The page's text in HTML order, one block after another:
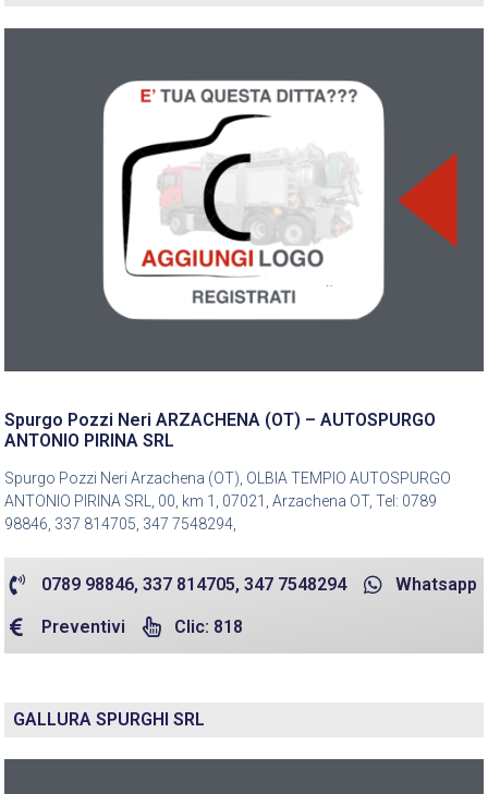
Spurgo Pozzi Neri ARZACHENA (OT) – AUTOSPURGO
ANTONIO PIRINA SRL
Spurgo Pozzi Neri Arzachena (OT), OLBIA TEMPIO AUTOSPURGO
ANTONIO PIRINA SRL, 00, km 1, 07021, Arzachena OT, Tel: 0789
98846, 337 814705, 347 7548294,
0789 98846, 337 814705, 347 7548294 Whatsapp
Preventivi Clic: 818
GALLURA SPURGHI SRL